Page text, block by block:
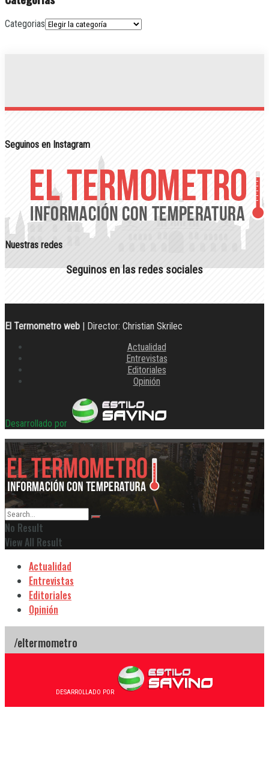
Categorias
Seguinos en Instagram
Nuestras redes
Seguinos en las redes sociales
El Termometro web | Director: Christian Skrilec
Actualidad
Entrevistas
Editoriales
Opinión
Desarrollado por
No Result
View All Result
Actualidad
Entrevistas
Editoriales
Opinión
DESARROLLADO POR